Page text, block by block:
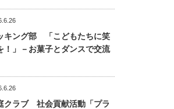
キング部 「こどもたちに笑
！」－お菓子とダンスで交流
クラブ 社会貢献活動「プラ